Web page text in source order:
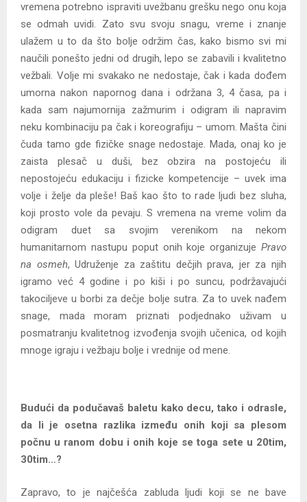
vremena potrebno ispraviti uvežbanu grešku nego onu koja
se odmah uvidi. Zato svu svoju snagu, vreme i znanje
ulažem u to da što bolje održim čas, kako bismo svi mi
naučili ponešto jedni od drugih, lepo se zabavili i kvalitetno
vežbali. Volje mi svakako ne nedostaje, čak i kada dođem
umorna nakon napornog dana i održana 3, 4 časa, pa i
kada sam najumornija zažmurim i odigram ili napravim
neku kombinaciju pa čak i koreografiju – umom. Mašta čini
čuda tamo gde fizičke snage nedostaje. Mada, onaj ko je
zaista plesač u duši, bez obzira na postojeću ili
nepostojeću edukaciju i fizicke kompetencije – uvek ima
volje i želje da pleše! Baš kao što to rade ljudi bez sluha,
koji prosto vole da pevaju. S vremena na vreme volim da
odigram duet sa svojim verenikom na nekom
humanitarnom nastupu poput onih koje organizuje Pravo
na osmeh, Udruženje za zaštitu dečjih prava, jer za njih
igramo već 4 godine i po kiši i po suncu, podržavajući
takociljeve u borbi za dečje bolje sutra. Za to uvek nađem
snage, mada moram priznati podjednako uživam u
posmatranju kvalitetnog izvođenja svojih učenica, od kojih
mnoge igraju i vežbaju bolje i vrednije od mene.
Budući da podučavaš baletu kako decu, tako i odrasle,
da li je osetna razlika između onih koji sa plesom
počnu u ranom dobu i onih koje se toga sete u 20tim,
30tim…?
Zapravo, to je najčešća zabluda ljudi koji se ne bave